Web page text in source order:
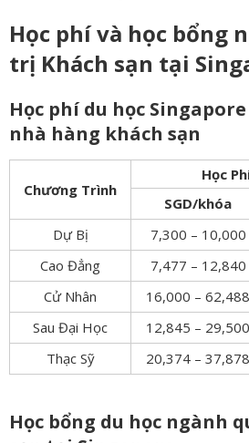
Học phí và học bổng
trị Khách sạn tại
Học phí du học
nhà hàng khách sạn
Chương Trình
Học
SGD/khóa
Dự Bị
7,300 – 10,000
Cao Đẳng
7,477 – 12,840
Cử Nhân
16,000 – 62,488
Sau Đại Học
12,845 – 29,500
Thạc Sỹ
20,374 – 37,878
Học bổng du học ngành